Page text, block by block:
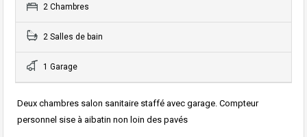
2 Chambres
2 Salles de bain
1 Garage
Deux chambres salon sanitaire staffé avec garage. Compteur
personnel sise à aibatin non loin des pavés